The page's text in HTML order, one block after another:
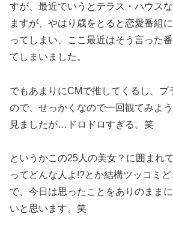
すが、最近でいうとテラス・ハウス
ますが、やはり歳をとると恋愛番組
ってしまい、ここ最近はそう言った
てしまいました。
でもあまりにCMで推してくるし、プ
ので、せっかくなので一回観てみよ
見ましたが…ドロドロすぎる。笑
というかこの25人の美女？に囲まれ
ってどんな人よ!?とか結構ツッコミ
で、今日は思ったことをありのまま
いと思います。笑